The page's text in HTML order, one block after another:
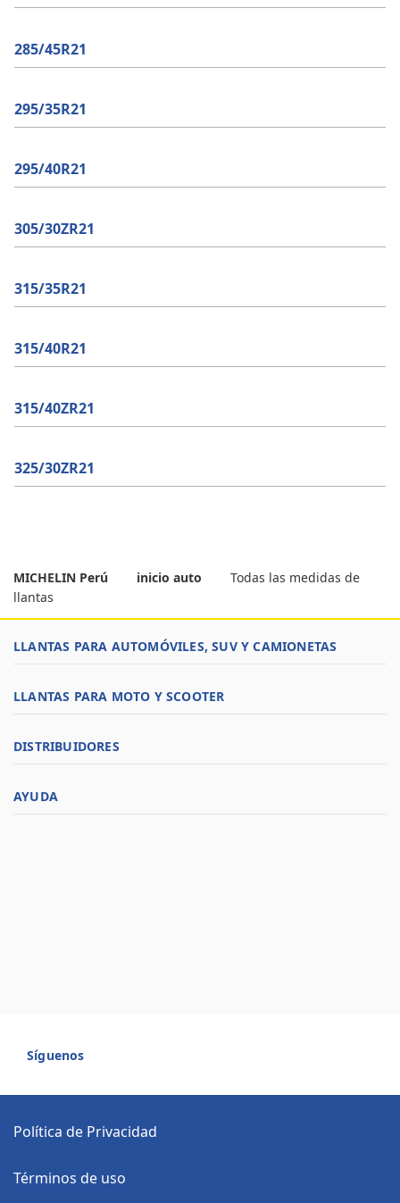
285/45R21
295/35R21
295/40R21
305/30ZR21
315/35R21
315/40R21
315/40ZR21
325/30ZR21
MICHELIN Perú inicio auto
Todas las medidas de
llantas
LLANTAS PARA AUTOMÓVILES, SUV Y CAMIONETAS
LLANTAS PARA MOTO Y SCOOTER
DISTRIBUIDORES
AYUDA
Síguenos
Política de Privacidad
Términos de uso